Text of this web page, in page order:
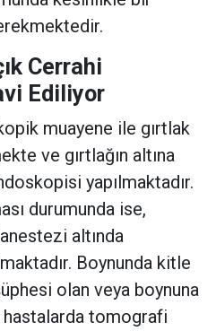
Cerrahi
Ediliyor
muayene ile gırtlak
ve gırtlağın altına
yapılmaktadır.
durumunda ise,
altında
Boynunda kitle
olan veya boynuna
hastalarda tomografi